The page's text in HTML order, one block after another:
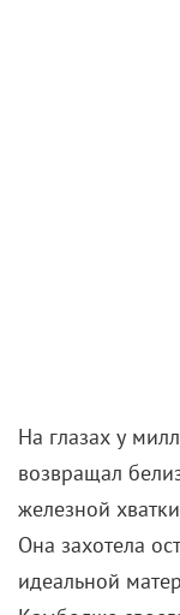
На глазах у
возвращал
железной
Она захотела
идеальной